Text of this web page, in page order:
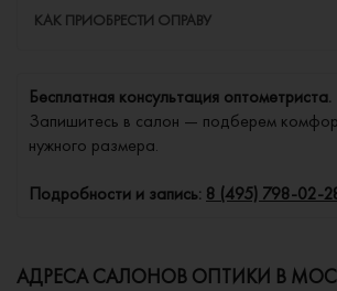
КАК ПРИОБРЕСТИ ОПРАВУ
Бесплатная консультация оптометриста.
Запишитесь в салон — подберем
нужного размера.
Подробности и запись: 8 (495) 798-02-
АДРЕСА САЛОНОВ ОПТИКИ В